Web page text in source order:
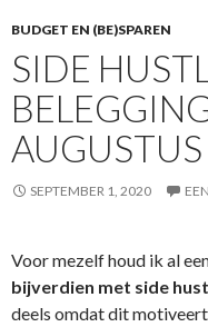
BUDGET EN (BE)SPAREN
SIDE
AUGUSTUS
SEPTEMBER 1, 2020
Voor mezelf houd ik al
bijverdien met side
deels omdat dit